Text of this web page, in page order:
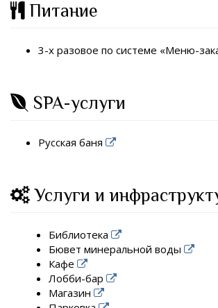
Питание
3-х разовое по системе «Меню-
SPA-услуги
Русская баня
Услуги и
Библиотека
Бювет минеральной воды
Кафе
Лобби-бар
Магазин